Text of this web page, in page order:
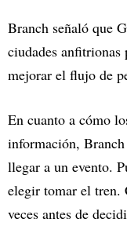
Branch señaló que
ciudades anfitrionas
mejorar el flujo de
En cuanto a cómo
información,
llegar a un evento.
elegir tomar el tren.
veces antes de